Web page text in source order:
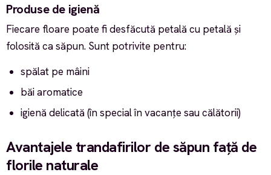
Produse de igienă
Fiecare floare poate fi desfăcută petală cu petală și
folosită ca săpun. Sunt potrivite pentru:
spălat pe mâini
băi aromatice
igienă delicată (în special în vacanțe sau călătorii)
Avantajele trandafirilor de săpun față de
florile naturale